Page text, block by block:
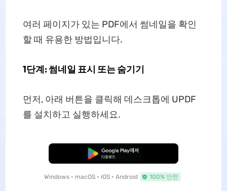
여러 페이지가 있는 PDF에서 썸네일을 확인
할 때 유용한 방법입니다.
1단계: 썸네일 표시 또는 숨기기
먼저, 아래 버튼을 클릭해 데스크톱에 UPDF
를 설치하고 실행하세요.
무료로 다운로드
Windows • macOS • iOS • Android 100% 안전